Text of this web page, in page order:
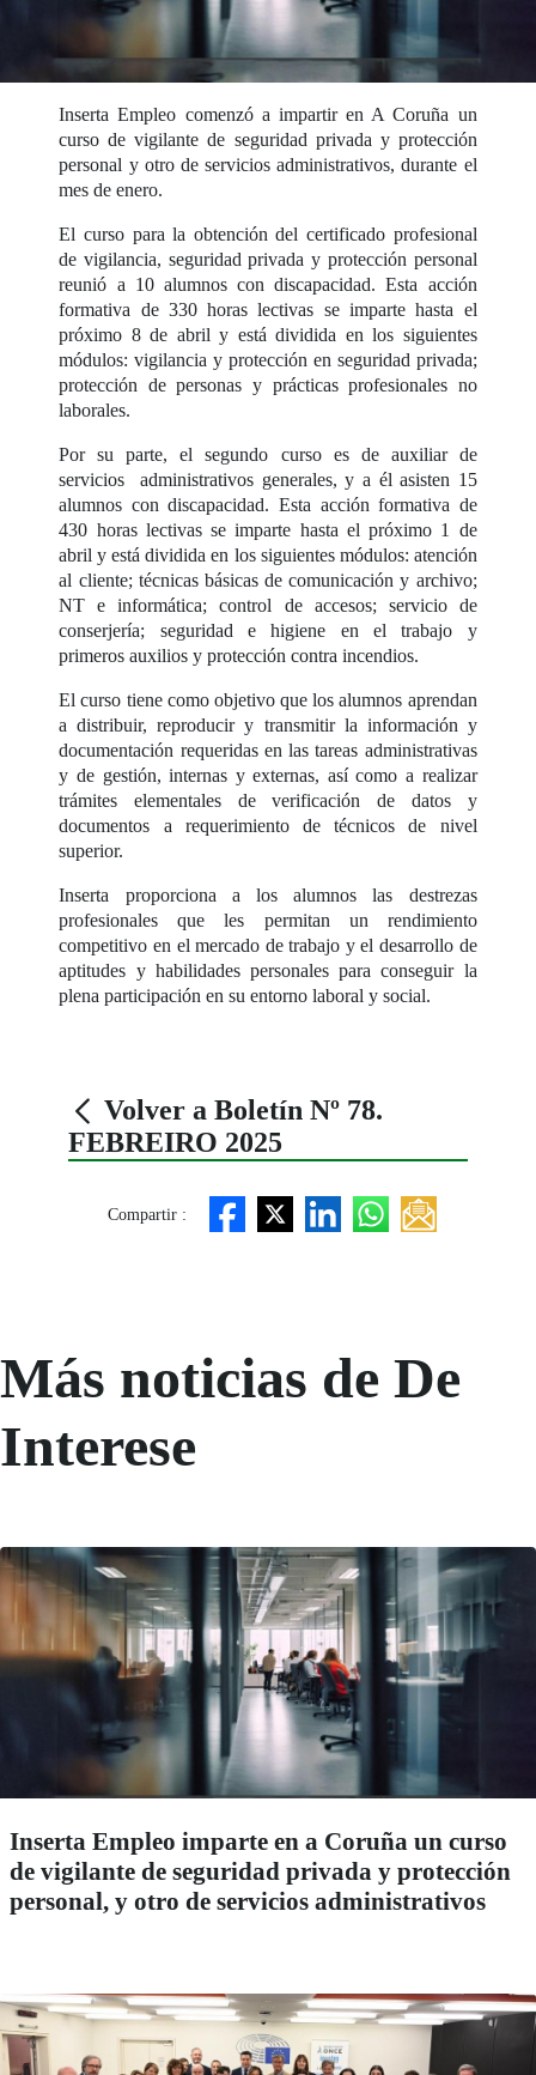
Inserta Empleo comenzó a impartir en A Coruña un
curso de vigilante de seguridad privada y protección
personal y otro de servicios administrativos, durante el
mes de enero.
El curso para la obtención del certificado profesional
de vigilancia, seguridad privada y protección personal
reunió a 10 alumnos con discapacidad. Esta acción
formativa de 330 horas lectivas se imparte hasta el
próximo 8 de abril y está dividida en los siguientes
módulos: vigilancia y protección en seguridad privada;
protección de personas y prácticas profesionales no
laborales.
Por su parte, el segundo curso es de auxiliar de
servicios administrativos generales, y a él asisten 15
alumnos con discapacidad. Esta acción formativa de
430 horas lectivas se imparte hasta el próximo 1 de
abril y está dividida en los siguientes módulos: atención
al cliente; técnicas básicas de comunicación y archivo;
NT e informática; control de accesos; servicio de
conserjería; seguridad e higiene en el trabajo y
primeros auxilios y protección contra incendios.
El curso tiene como objetivo que los alumnos aprendan
a distribuir, reproducir y transmitir la información y
documentación requeridas en las tareas administrativas
y de gestión, internas y externas, así como a realizar
trámites elementales de verificación de datos y
documentos a requerimiento de técnicos de nivel
superior.
Inserta proporciona a los alumnos las destrezas
profesionales que les permitan un rendimiento
competitivo en el mercado de trabajo y el desarrollo de
aptitudes y habilidades personales para conseguir la
plena participación en su entorno laboral y social.
Volver a Boletín Nº 78.
FEBREIRO 2025
Compartir :
Más noticias de De
Interese
Inserta Empleo imparte en a Coruña un curso
de vigilante de seguridad privada y protección
personal, y otro de servicios administrativos